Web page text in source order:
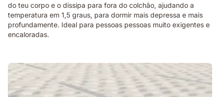
do teu corpo e o dissipa para fora do colchão, ajudando a
temperatura em 1,5 graus, para dormir mais depressa e mais
profundamente.​ Ideal para pessoas pessoas muito exigentes e
encaloradas.